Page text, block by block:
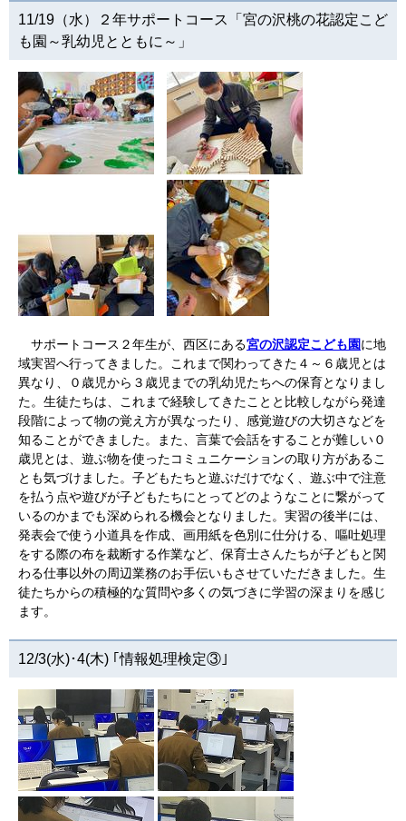
11/19（水）２年サポートコース「宮の沢桃の花認定こど
も園～乳幼児とともに～」
サポートコース２年生が、西区にある宮の沢認定こども園に地
域実習へ行ってきました。これまで関わってきた４～６歳児とは
異なり、０歳児から３歳児までの乳幼児たちへの保育となりまし
た。生徒たちは、これまで経験してきたことと比較しながら発達
段階によって物の覚え方が異なったり、感覚遊びの大切さなどを
知ることができました。また、言葉で会話をすることが難しい０
歳児とは、遊ぶ物を使ったコミュニケーションの取り方があるこ
とも気づけました。子どもたちと遊ぶだけでなく、遊ぶ中で注意
を払う点や遊びが子どもたちにとってどのようなことに繋がって
いるのかまでも深められる機会となりました。実習の後半には、
発表会で使う小道具を作成、画用紙を色別に仕分ける、嘔吐処理
をする際の布を裁断する作業など、保育士さんたちが子どもと関
わる仕事以外の周辺業務のお手伝いもさせていただきました。生
徒たちからの積極的な質問や多くの気づきに学習の深まりを感じ
ます。
12/3(水)･4(木) ｢情報処理検定③｣